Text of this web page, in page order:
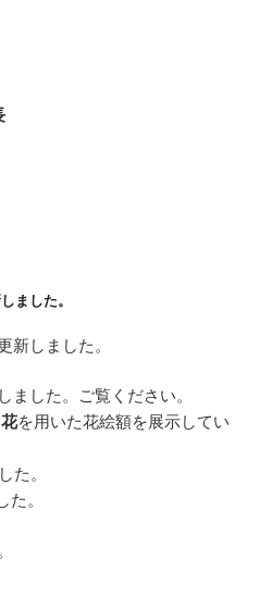
ました。
新しました。
ました。ご覧ください。
を用いた花絵額を展示してい
た。
た。